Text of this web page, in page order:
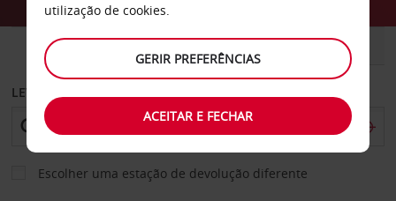
CARRO COMERCIAIS
LEVANTAR EM
Escolher uma estação de devolução diferente
utilização de cookies.
GERIR PREFERÊNCIAS
ACEITAR E FECHAR